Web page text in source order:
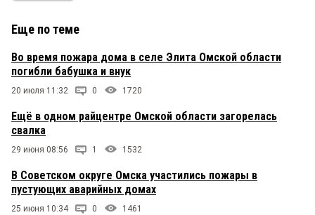
Еще по теме
Во время пожара дома в селе Элита Омской области
погибли бабушка и внук
20 июля 11:32 0 1720
Ещё в одном райцентре Омской области загорелась
свалка
29 июня 08:56 1 1532
В Советском округе Омска участились пожары в
пустующих аварийных домах
25 июня 10:34 0 1461